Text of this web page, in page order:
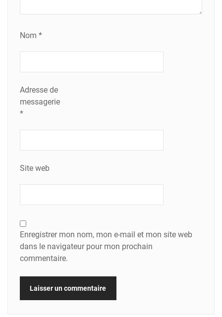
Nom *
Adresse de
messagerie
*
Site web
Enregistrer mon nom, mon e-mail et mon site web
dans le navigateur pour mon prochain
commentaire.